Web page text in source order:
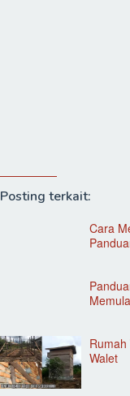
Posting terkait:
Cara
Walet